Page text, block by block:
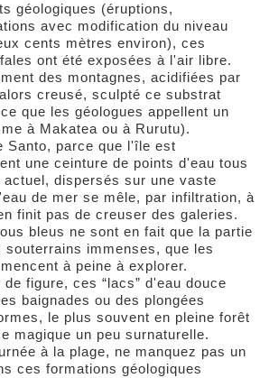
géologiques (éruptions,
avec modification du niveau
cents mètres environ), ces
ont été exposées à l'air libre.
des montagnes, acidifiées par
creusé, sculpté ce substrat
que les géologues appellent un
à Makatea ou à Rurutu).
Santo, parce que l'île est
une ceinture de points d'eau tous
actuel, dispersés sur une vaste
de mer se mêle, par infiltration, à
finit pas de creuser des galeries.
bleus ne sont en fait que la partie
souterrains immenses, que les
à peine à explorer.
figure, ces “lacs” d'eau douce
baignades ou des plongées
le plus souvent en pleine forêt
magique un peu surnaturelle.
à la plage, ne manquez pas un
ces formations géologiques